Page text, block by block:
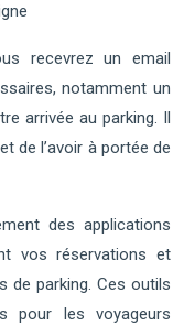
recevrez un email
notamment un
arrivée au parking. Il
de l’avoir à portée de
des applications
vos réservations et
de parking. Ces outils
pour les voyageurs